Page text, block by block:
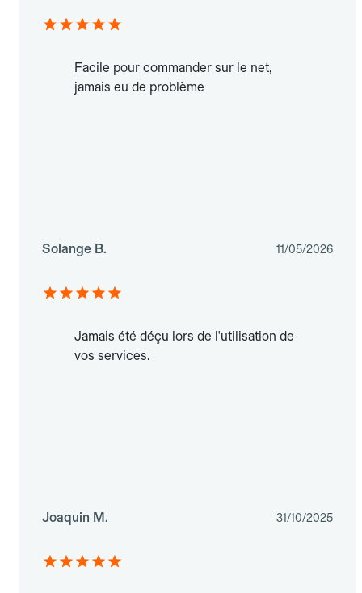
Facile pour commander sur le net,
jamais eu de problème
Solange B. 11/05/2026
Jamais été déçu lors de l'utilisation de
vos services.
Joaquin M. 31/10/2025